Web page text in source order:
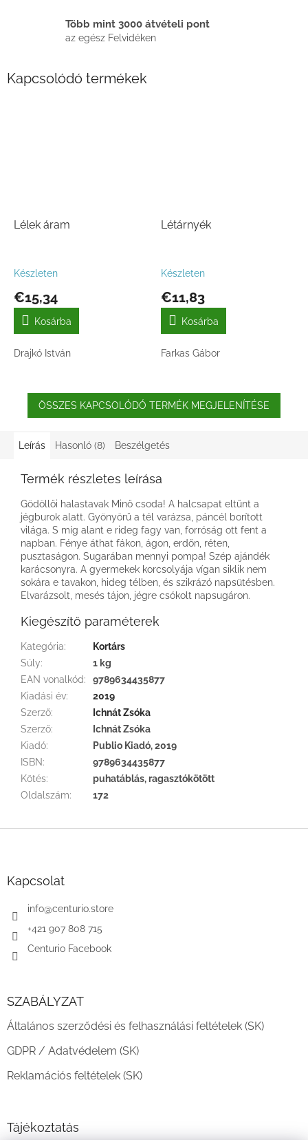
Több mint 3000 átvételi pont
az egész Felvidéken
Kapcsolódó termékek
Lélek áram
Készleten
€15,34
Kosárba
Drajkó István
Létárnyék
Készleten
€11,83
Kosárba
Farkas Gábor
ÖSSZES KAPCSOLÓDÓ TERMÉK MEGJELENÍTÉSE
Leírás Hasonló (8) Beszélgetés
Termék részletes leírása
Gödöllői halastavak Minő csoda! A halcsapat eltűnt a
jégburok alatt. Gyönyörű a tél varázsa, páncél borított
világa. S míg alant e rideg fagy van, forróság ott fent a
napban. Fénye áthat fákon, ágon, erdőn, réten,
pusztaságon. Sugarában mennyi pompa! Szép ajándék
karácsonyra. A gyermekek korcsolyája vígan siklik nem
sokára e tavakon, hideg télben, és szikrázó napsütésben.
Elvarázsolt, mesés tájon, jégre csókolt napsugáron.
Kiegészítő paraméterek
Kategória:
Kortárs
Súly:
1 kg
EAN vonalkód:
9789634435877
Kiadási év:
2019
Szerző:
Ichnát Zsóka
Szerző:
Ichnát Zsóka
Kiadó:
Publio Kiadó, 2019
ISBN:
9789634435877
Kötés:
puhatáblás, ragasztókötött
Oldalszám: 172
Kapcsolat
info@centurio.store
+421 907 808 715
Centurio Facebook
SZABÁLYZAT
Általános szerződési és felhasználási feltételek (SK)
GDPR / Adatvédelem (SK)
Reklamációs feltételek (SK)
Tájékoztatás